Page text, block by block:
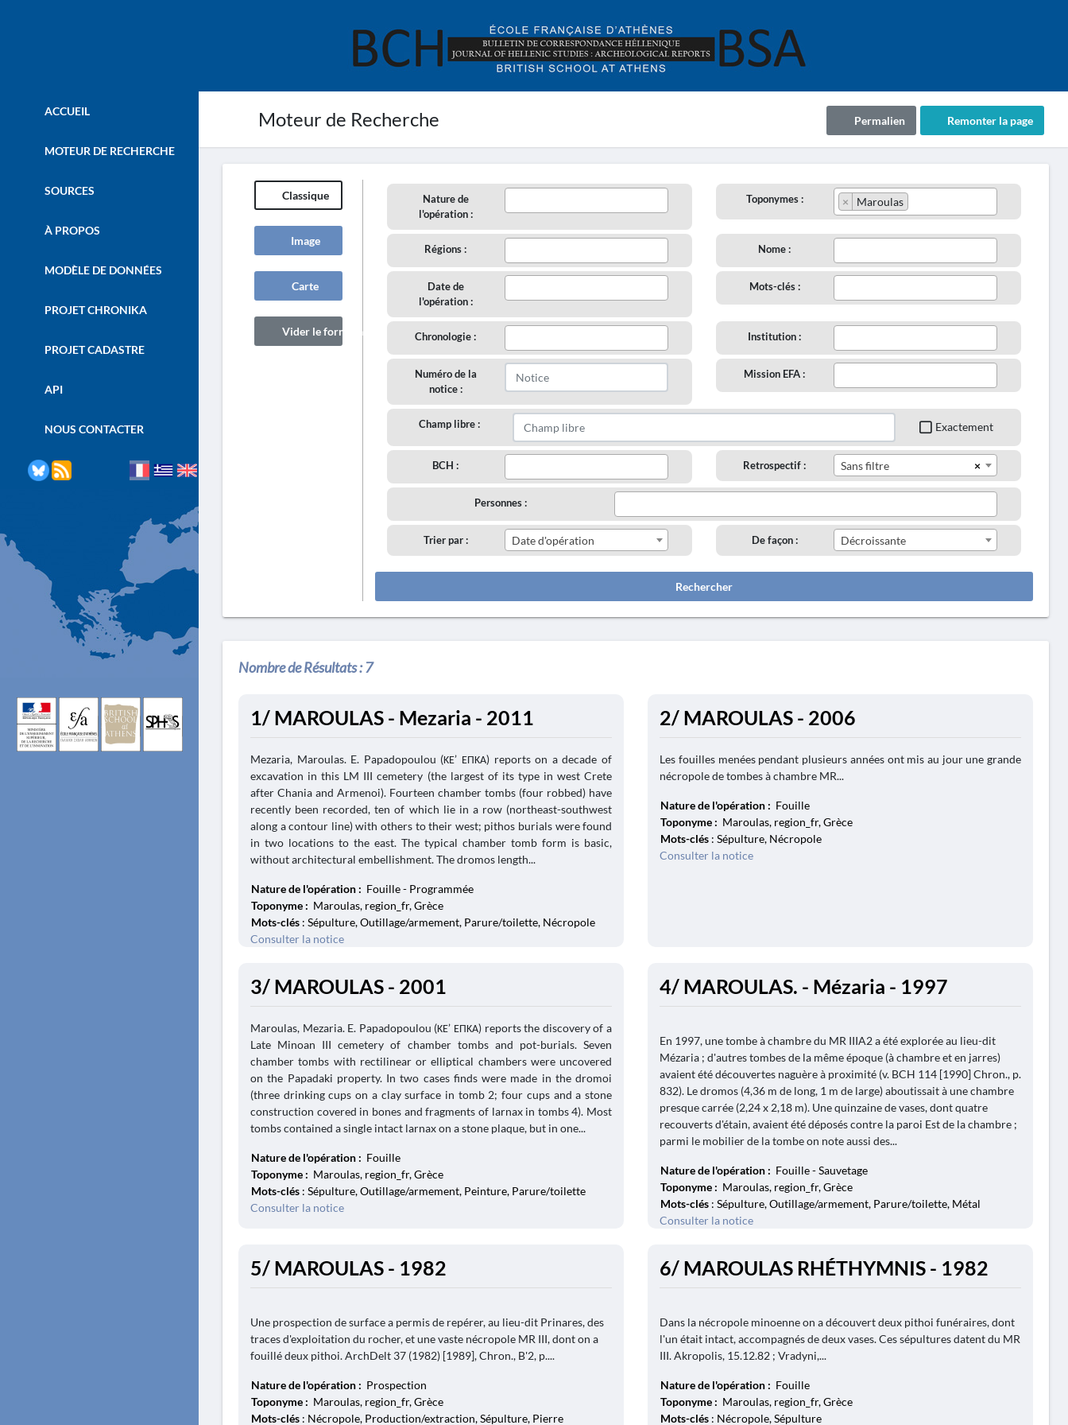
Moteur de Recherche Remonter la page
Permalien
ACCUEIL
MOTEUR DE RECHERCHE
SOURCES
À PROPOS
MODÈLE DE DONNÉES
PROJET CHRONIKA
PROJET CADASTRE
API
NOUS CONTACTER
Classique
Image
Carte
Vider le formulaire
Nature de
l'opération :
Toponymes : × Maroulas
Régions : Nome :
Date de
l'opération :
Mots-clés :
Chronologie : Institution :
Numéro de la
notice :
Mission EFA :
Champ libre : Exactement
BCH : Retrospectif : ×
Sans filtre
Personnes :
Trier par : Date d'opération De façon : Décroissante
Rechercher
Nombre de Résultats :7
1/ MAROULAS - Mezaria - 2011
Mezaria, Maroulas. E. Papadopoulou (ΚΕ’ ΕΠΚΑ) reports on a decade of
excavation in this LM III cemetery (the largest of its type in west Crete
after Chania and Armenoi). Fourteen chamber tombs (four robbed) have
recently been recorded, ten of which lie in a row (northeast-southwest
along a contour line) with others to their west; pithos burials were found
in two locations to the east. The typical chamber tomb form is basic,
without architectural embellishment. The dromos length...
Nature de l'opération : Fouille - Programmée
Toponyme : Maroulas, region_fr, Grèce
Mots-clés : Sépulture, Outillage/armement, Parure/toilette, Nécropole
Consulter la notice
2/ MAROULAS - 2006
Les fouilles menées pendant plusieurs années ont mis au jour une grande
nécropole de tombes à chambre MR...
Nature de l'opération : Fouille
Toponyme : Maroulas, region_fr, Grèce
Mots-clés : Sépulture, Nécropole
Consulter la notice
3/ MAROULAS - 2001
Maroulas, Mezaria. E. Papadopoulou (ΚΕ’ ΕΠΚΑ) reports the discovery of a
Late Minoan III cemetery of chamber tombs and pot-burials. Seven
chamber tombs with rectilinear or elliptical chambers were uncovered
on the Papadaki property. In two cases finds were made in the dromoi
(three drinking cups on a clay surface in tomb 2; four cups and a stone
construction covered in bones and fragments of larnax in tombs 4). Most
tombs contained a single intact larnax on a stone plaque, but in one...
Nature de l'opération : Fouille
Toponyme : Maroulas, region_fr, Grèce
Mots-clés : Sépulture, Outillage/armement, Peinture, Parure/toilette
Consulter la notice
4/ MAROULAS. - Mézaria - 1997
En 1997, une tombe à chambre du MR IIIA2 a été explorée au lieu-dit
Mézaria ; d'autres tombes de la même époque (à chambre et en jarres)
avaient été découvertes naguère à proximité (v. BCH 114 [1990] Chron., p.
832). Le dromos (4,36 m de long, 1 m de large) aboutissait à une chambre
presque carrée (2,24 x 2,18 m). Une quinzaine de vases, dont quatre
recouverts d'étain, avaient été déposés contre la paroi Est de la chambre ;
parmi le mobilier de la tombe on note aussi des...
Nature de l'opération : Fouille - Sauvetage
Toponyme : Maroulas, region_fr, Grèce
Mots-clés : Sépulture, Outillage/armement, Parure/toilette, Métal
Consulter la notice
5/ MAROULAS - 1982
Une prospection de surface a permis de repérer, au lieu-dit Prinares, des
traces d'exploitation du rocher, et une vaste nécropole MR III, dont on a
fouillé deux pithoi. ArchDelt 37 (1982) [1989], Chron., B'2, p....
Nature de l'opération : Prospection
Toponyme : Maroulas, region_fr, Grèce
Mots-clés : Nécropole, Production/extraction, Sépulture, Pierre
6/ MAROULAS RHÉTHYMNIS - 1982
Dans la nécropole minoenne on a découvert deux pithoi funéraires, dont
l'un était intact, accompagnés de deux vases. Ces sépultures datent du MR
III. Akropolis, 15.12.82 ; Vradyni,...
Nature de l'opération : Fouille
Toponyme : Maroulas, region_fr, Grèce
Mots-clés : Nécropole, Sépulture